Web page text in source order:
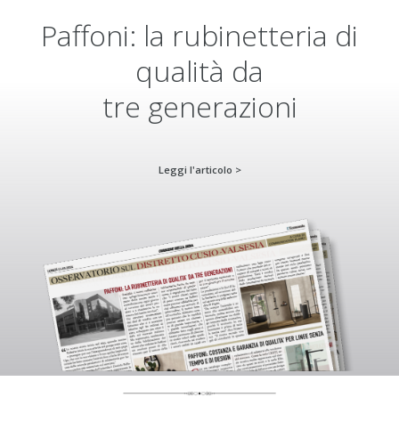
Paffoni: la rubinetteria di
qualità da
tre generazioni
Leggi l'articolo >